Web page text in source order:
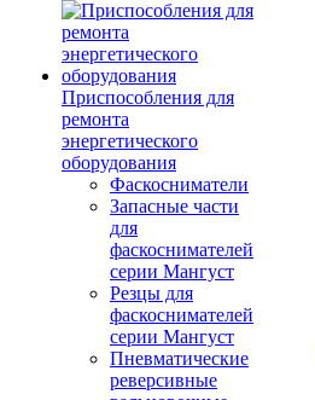
Приспособления для
ремонта
энергетического
оборудования
Фаскосниматели
Запасные части
для
фаскоснимателей
серии Мангуст
Резцы для
фаскоснимателей
серии Мангуст
Пневматические
реверсивные